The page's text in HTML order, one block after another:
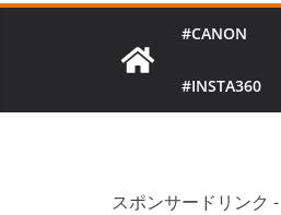
ッ
#CANON
#INSTA360
スポンサードリンク -